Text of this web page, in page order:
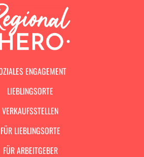
ENGAGEMENT
LIEBLINGSORTE
VERKAUFSSTELLEN
FÜR LIEBLINGSORTE
FÜR ARBEITGEBER